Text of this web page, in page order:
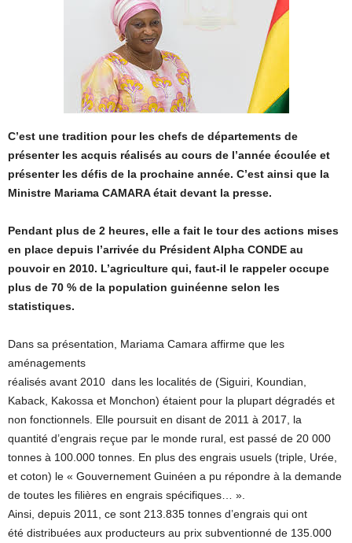
C’est une tradition pour les chefs de départements de
présenter les acquis réalisés au cours de l’année écoulée et
présenter les défis de la prochaine année. C’est ainsi que la
Ministre Mariama CAMARA était devant la presse.
Pendant plus de 2 heures, elle a fait le tour des actions mises
en place depuis l’arrivée du Président Alpha CONDE au
pouvoir en 2010. L’agriculture qui, faut-il le rappeler occupe
plus de 70 % de la population guinéenne selon les
statistiques.
Dans sa présentation, Mariama Camara affirme que les
aménagements
réalisés avant 2010 dans les localités de (Siguiri, Koundian,
Kaback, Kakossa et Monchon) étaient pour la plupart dégradés et
non fonctionnels. Elle poursuit en disant de 2011 à 2017, la
quantité d’engrais reçue par le monde rural, est passé de 20 000
tonnes à 100.000 tonnes. En plus des engrais usuels (triple, Urée,
et coton) le « Gouvernement Guinéen a pu répondre à la demande
de toutes les filières en engrais spécifiques… ».
Ainsi, depuis 2011, ce sont 213.835 tonnes d’engrais qui ont
été distribuées aux producteurs au prix subventionné de 135.000